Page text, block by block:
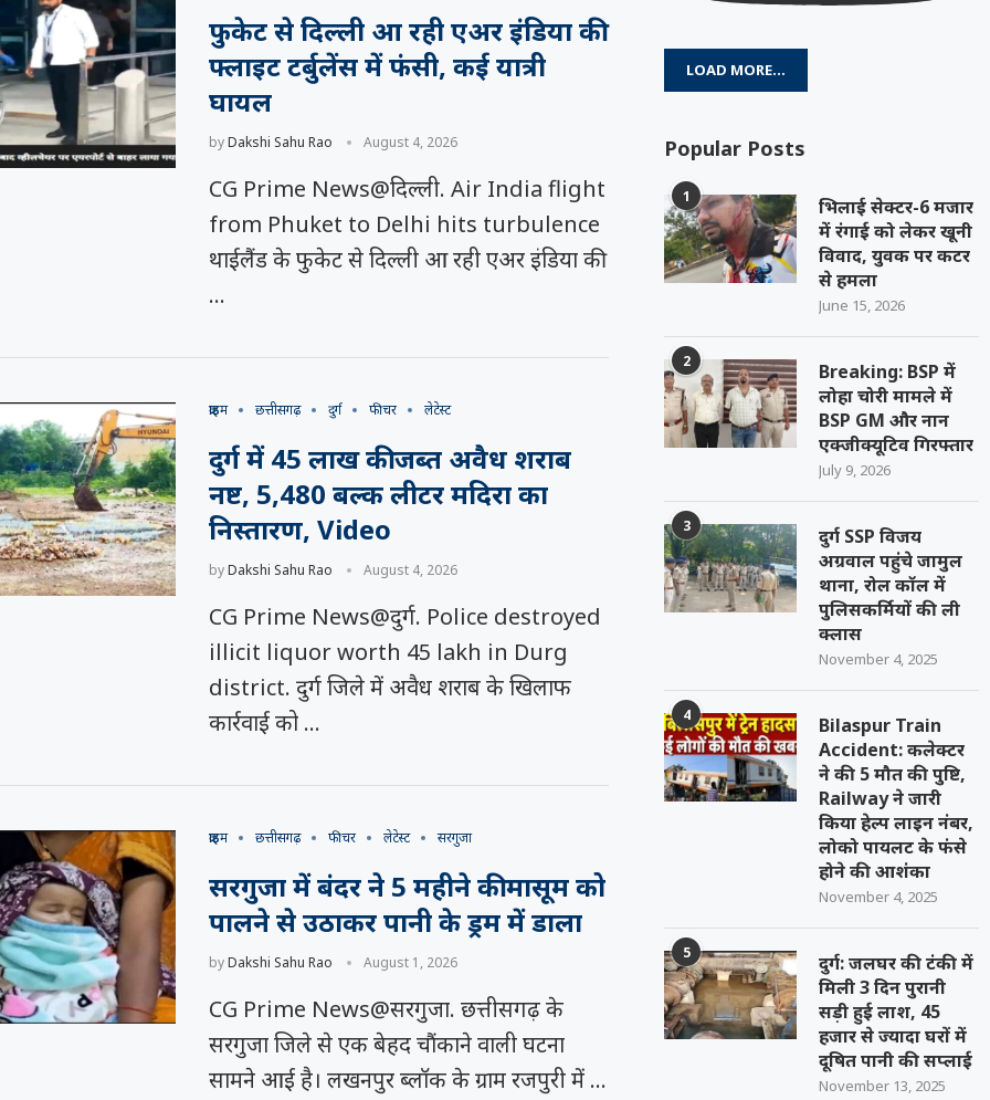
फुकेट से दिल्ली आ रही एअर इंडिया की
फ्लाइट टर्बुलेंस में फंसी, कई यात्री
घायल
byDakshi Sahu Rao August 4, 2026
CG Prime News@दिल्ली. Air India flight
from Phuket to Delhi hits turbulence
थाईलैंड के फुकेट से दिल्ली आ रही एअर इंडिया की
…
क्राइम छत्तीसगढ़ दुर्ग फीचर लेटेस्ट
दुर्ग में 45 लाख की जब्त अवैध शराब
नष्ट, 5,480 बल्क लीटर मदिरा का
निस्तारण, Video
byDakshi Sahu Rao August 4, 2026
CG Prime News@दुर्ग. Police destroyed
illicit liquor worth 45 lakh in Durg
district. दुर्ग जिले में अवैध शराब के खिलाफ
कार्रवाई को …
क्राइम छत्तीसगढ़ फीचर लेटेस्ट सरगुजा
सरगुजा में बंदर ने 5 महीने की मासूम को
पालने से उठाकर पानी के ड्रम में डाला
byDakshi Sahu Rao August 1, 2026
CG Prime News@सरगुजा. छत्तीसगढ़ के
सरगुजा जिले से एक बेहद चौंकाने वाली घटना
सामने आई है। लखनपुर ब्लॉक के ग्राम रजपुरी में …
LOAD MORE...
Popular Posts
1
भिलाई सेक्टर-6 मजार
में रंगाई को लेकर खूनी
विवाद, युवक पर कटर
से हमला
June 15, 2026
2
Breaking: BSP में
लोहा चोरी मामले में
BSP GM और नान
एक्जीक्यूटिव गिरफ्तार
July 9, 2026
3
दुर्ग SSP विजय
अग्रवाल पहुंचे जामुल
थाना, रोल कॉल में
पुलिसकर्मियों की ली
क्लास
November 4, 2025
4
Bilaspur Train
Accident: कलेक्टर
ने की 5 मौत की पुष्टि,
Railway ने जारी
किया हेल्प लाइन नंबर,
लोको पायलट के फंसे
होने की आशंका
November 4, 2025
5
दुर्ग: जलघर की टंकी में
मिली 3 दिन पुरानी
सड़ी हुई लाश, 45
हजार से ज्यादा घरों में
दूषित पानी की सप्लाई
November 13, 2025